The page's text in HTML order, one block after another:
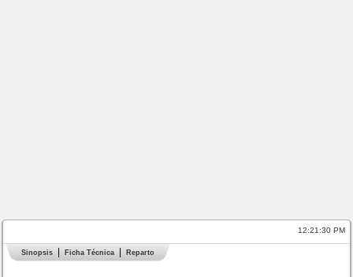
12:21:30 PM
Sinopsis Ficha Técnica Reparto